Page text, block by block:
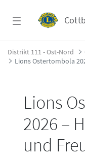
Lions
Distrikt 111 - Ost-Nord
Lions
2026 –
und